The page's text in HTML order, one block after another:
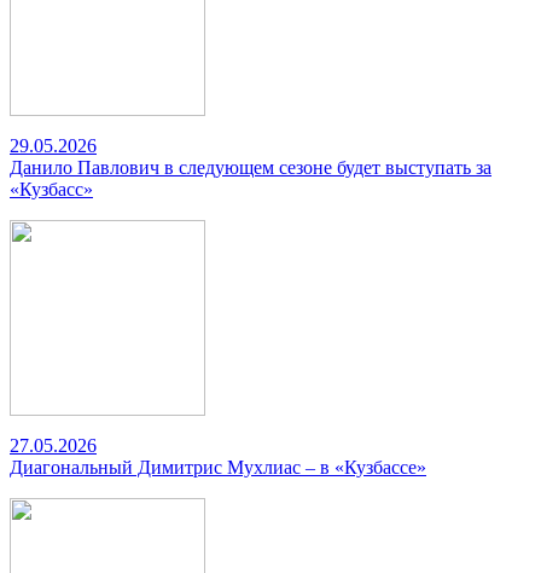
29.05.2026
Данило Павлович в следующем сезоне будет выступать за
«Кузбасс»
27.05.2026
Диагональный Димитрис Мухлиас – в «Кузбассе»